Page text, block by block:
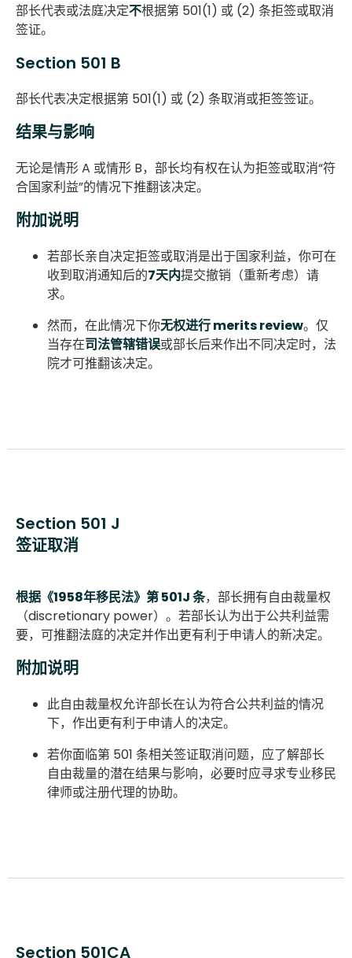
部长代表或法庭决定不根据第 501(1) 或 (2) 条拒签或取消
签证。
Section 501 B
部长代表决定根据第 501(1) 或 (2) 条取消或拒签签证。
结果与影响
无论是情形 A 或情形 B，部长均有权在认为拒签或取消“符
合国家利益”的情况下推翻该决定。
附加说明
若部长亲自决定拒签或取消是出于国家利益，你可在
收到取消通知后的7天内提交撤销（重新考虑）请
求。
然而，在此情况下你无权进行 merits review。仅
当存在司法管辖错误或部长后来作出不同决定时，法
院才可推翻该决定。
Section 501 J
签证取消
根据《1958年移民法》第 501J 条，部长拥有自由裁量权
（discretionary power）。若部长认为出于公共利益需
要，可推翻法庭的决定并作出更有利于申请人的新决定。
附加说明
此自由裁量权允许部长在认为符合公共利益的情况
下，作出更有利于申请人的决定。
若你面临第 501 条相关签证取消问题，应了解部长
自由裁量的潜在结果与影响，必要时应寻求专业移民
律师或注册代理的协助。
Section 501CA